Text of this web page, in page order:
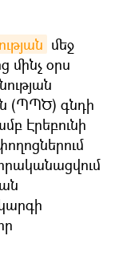
մեջ
մինչ օրս
(ՊՊԾ) գնդի
Էրեբունի